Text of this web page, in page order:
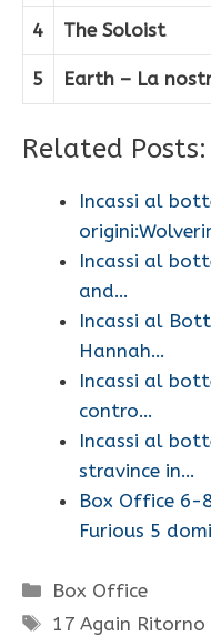
4 The Soloist
5 Earth – La
Related Posts:
Incassi al
Incassi al
and…
Incassi al
Hannah…
Incassi al
contro…
Incassi al
stravince in…
Box Office 6-
Furious 5
Categorie
Box Office
Tag
17 Again